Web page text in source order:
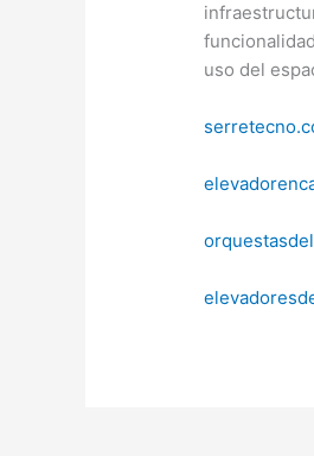
uso del